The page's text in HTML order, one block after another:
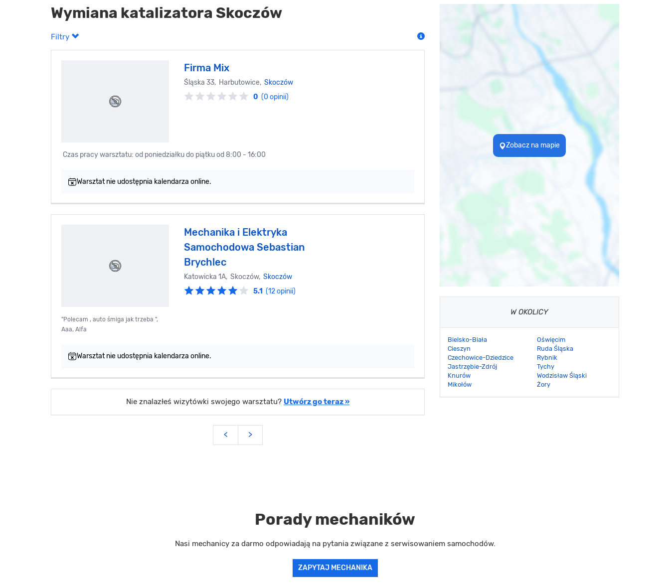
Wymiana katalizatora Skoczów
Filtry
Firma Mix
Śląska 33, Harbutowice, Skoczów
0 (0 opinii)
Czas pracy warsztatu: od poniedziałku do piątku od 8:00 - 16:00
Warsztat nie udostępnia kalendarza online.
Mechanika i Elektryka
Samochodowa Sebastian
Brychlec
Katowicka 1A, Skoczów, Skoczów
5.1 (12 opinii)
"Polecam , auto śmiga jak trzeba ",
Aaa, Alfa
Warsztat nie udostępnia kalendarza online.
Nie znalazłeś wizytówki swojego warsztatu? Utwórz go teraz »
< >
Zobacz na mapie
W OKOLICY
Bielsko-Biała
Cieszyn
Czechowice-Dziedzice
Jastrzębie-Zdrój
Knurów
Mikołów
Oświęcim
Ruda Śląska
Rybnik
Tychy
Wodzisław Śląski
Żory
Porady mechaników
Nasi mechanicy za darmo odpowiadają na pytania związane z serwisowaniem samochodów.
ZAPYTAJ MECHANIKA